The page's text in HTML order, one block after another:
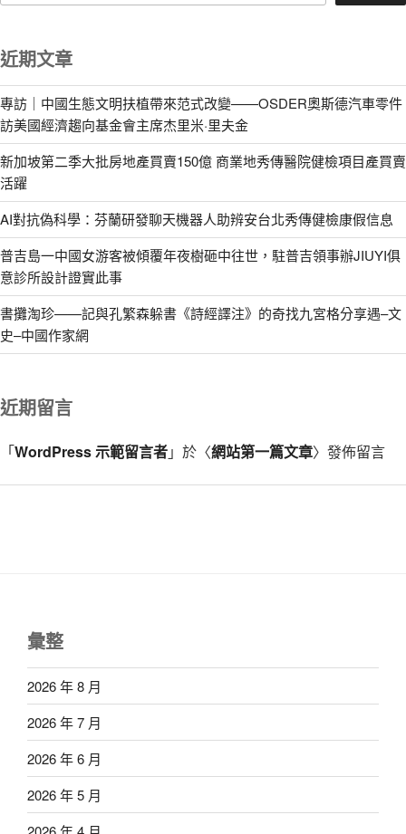
近期文章
專訪｜中國生態文明扶植帶來范式改變——OSDER奧斯德汽車零件
訪美國經濟趨向基金會主席杰里米·里夫金
新加坡第二季大批房地產買賣150億 商業地秀傳醫院健檢項目產買賣
活躍
AI對抗偽科學：芬蘭研發聊天機器人助辨安台北秀傳健檢康假信息
普吉島一中國女游客被傾覆年夜樹砸中往世，駐普吉領事辦JIUYI俱
意診所設計證實此事
書攤淘珍——記與孔繁森躲書《詩經譯注》的奇找九宮格分享遇–文
史–中國作家網
近期留言
「WordPress 示範留言者」於〈網站第一篇文章〉發佈留言
彙整
2026 年 8 月
2026 年 7 月
2026 年 6 月
2026 年 5 月